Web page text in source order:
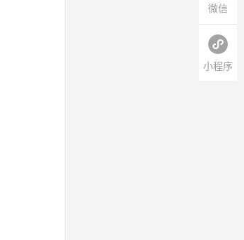
微信
小程序